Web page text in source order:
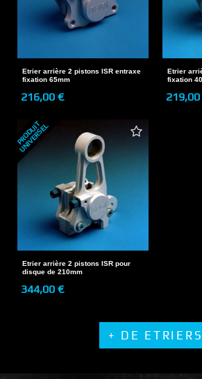
Etrier arrière 2 pistons ISR entraxe
fixation 65mm
216,00 €
Etrier
fixation
219,00
P
R
O
D
U
I
T
U
N
I
V
E
R
S
E
L
Etrier arrière 2 pistons ISR pour
disque de 210mm
344,00 €
+ DE ETRIERS